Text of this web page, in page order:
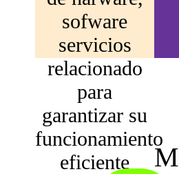
sofware
servicios
relacionado
para
garantizar su
funcionamiento
eficiente